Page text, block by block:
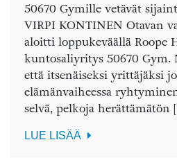
50670 Gymille vetävät
VIRPI KONTINEN Otavan
aloitti loppukeväällä Roope
kuntosaliyritys 50670
että itsenäiseksi yrittäjäksi
elämänvaiheessa
selvä, pelkoja herättämätön
LUE LISÄÄ